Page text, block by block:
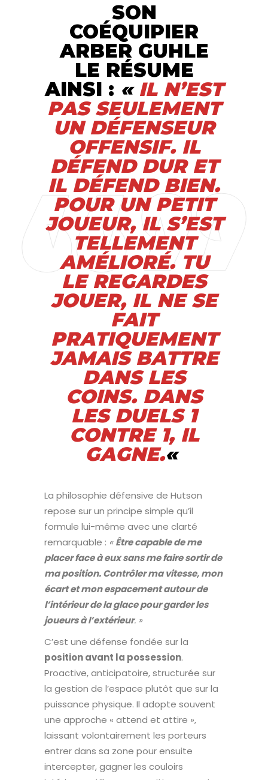
SON
COÉQUIPIER
ARBER GUHLE
LE RÉSUME
AINSI : « IL N’EST
PAS SEULEMENT
UN DÉFENSEUR
OFFENSIF. IL
DÉFEND DUR ET
IL DÉFEND BIEN.
POUR UN PETIT
JOUEUR, IL S’EST
TELLEMENT
AMÉLIORÉ. TU
LE REGARDES
JOUER, IL NE SE
FAIT
PRATIQUEMENT
JAMAIS BATTRE
DANS LES
COINS. DANS
LES DUELS 1
CONTRE 1, IL
GAGNE.«
La philosophie défensive de Hutson
repose sur un principe simple qu’il
formule lui-même avec une clarté
remarquable : «Être capable de me
placer face à eux sans me faire sortir de
ma position. Contrôler ma vitesse, mon
écart et mon espacement autour de
l’intérieur de la glace pour garder les
joueurs à l’extérieur. »
C’est une défense fondée sur la
position avant la possession.
Proactive, anticipatoire, structurée sur
la gestion de l’espace plutôt que sur la
puissance physique. Il adopte souvent
une approche « attend et attire »,
laissant volontairement les porteurs
entrer dans sa zone pour ensuite
intercepter, gagner les couloirs